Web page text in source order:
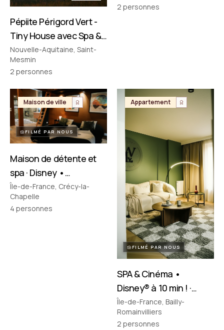
Pépiite Périgord Vert -
Tiny House avec Spa &
Bain Nordique en
Dordogne
Nouvelle-Aquitaine, Saint-
Mesmin
2 personnes
2 personnes
Maison de ville
FILMÉ PAR NOUS
Maison de détente et
spa · Disney •
Crécy‑la‑Chapelle
Île-de-France, Crécy-la-
Chapelle
4 personnes
Appartement
FILMÉ PAR NOUS
SPA & Cinéma •
Disney® à 10 min ! ·
Bailly-Romainvilliers
Île-de-France, Bailly-
Romainvilliers
2 personnes